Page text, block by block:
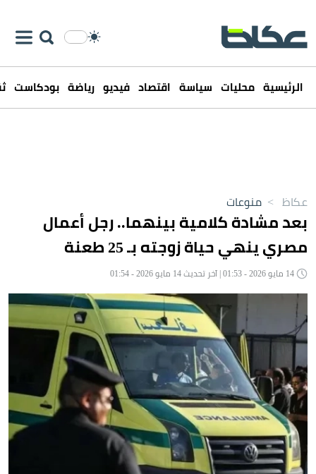
الرئيسية محليات سياسة اقتصاد فيديو رياضة بودكاست
عكاظ > منوعات
بعد مشادة كلامية بينهما.. رجل أعمال
مصري ينهي حياة زوجته بـ 25 طعنة